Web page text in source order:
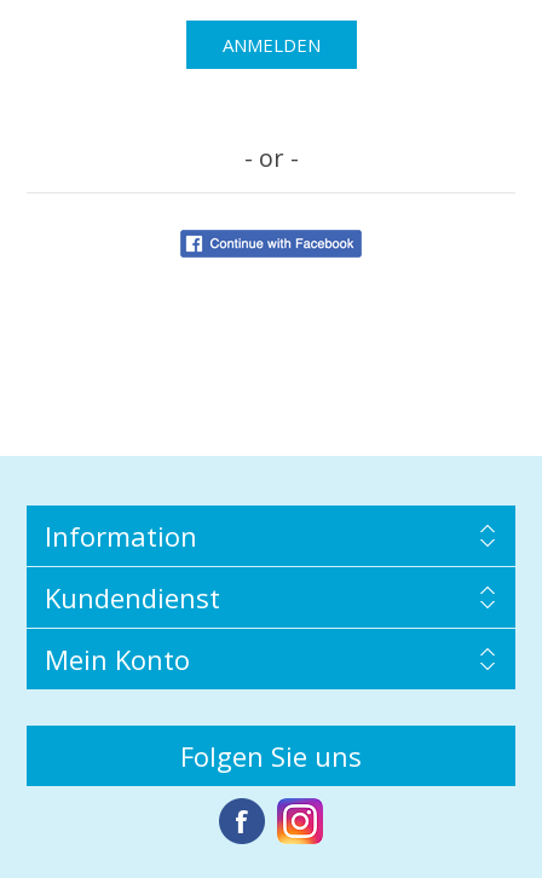
- or -
Information
Kundendienst
Mein Konto
Folgen Sie uns